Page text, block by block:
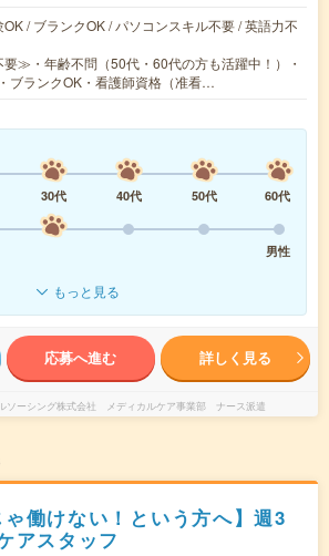
/ ブランクOK / パソコンスキル不要 / 英語力不
≫・年齢不問（50代・60代の方も活躍中！）・
ブランクOK・看護師資格（准看…
30代 40代 50代
60代
男性
もっと見る
応募へ進む 詳しく見る
ソーシング株式会社 メディカルケア事業部 ナース派遣
ゃ働けない！という方へ】週3
アスタッフ